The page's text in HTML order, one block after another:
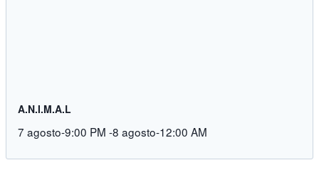
A.N.I.M.A.L
7 agosto-9:00 PM -8 agosto-12:00 AM